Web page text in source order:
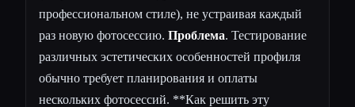
профессиональном стиле), не устраивая каждый
раз новую фотосессию. Проблема. Тестирование
различных эстетических особенностей профиля
обычно требует планирования и оплаты
нескольких фотосессий. **Как решить эту